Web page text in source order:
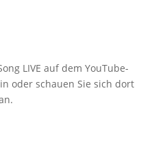
LIVE auf dem YouTube-
oder schauen Sie sich dort